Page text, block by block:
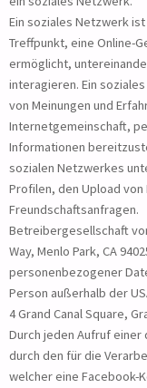
Ein soziales Netzwerk
Treffpunkt, eine Online-
ermöglicht,
interagieren. Ein
von Meinungen und
Internetgemeinschaft,
Informationen
sozialen Netzwerkes
Profilen, den Upload
Freundschaftsanfragen.
Betreibergesellschaft
Way, Menlo Park, CA
personenbezogener
Person außerhalb der
4 Grand Canal Square,
Durch jeden Aufruf
durch den für die
welcher eine Facebook-